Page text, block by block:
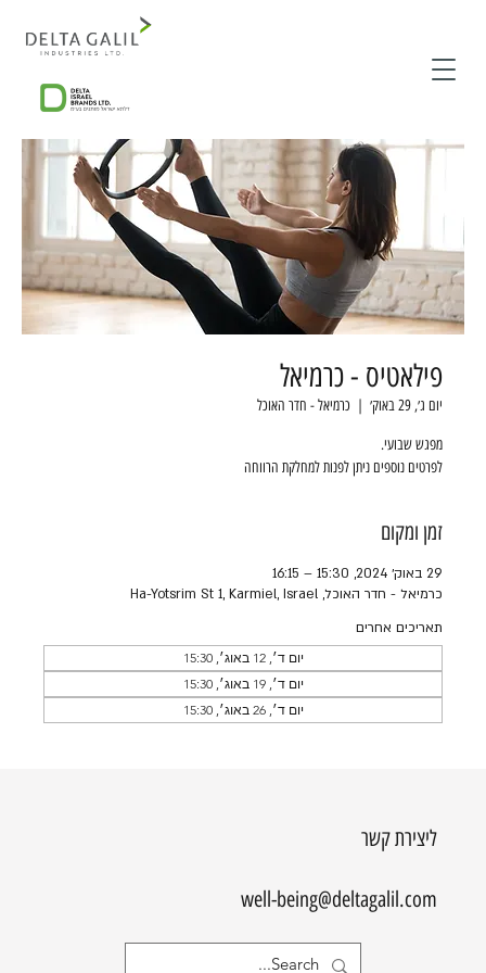
פילאטיס - כרמיאל
יום ג׳, 29 באוק׳
  |
כרמיאל - חדר האוכל
לפרטים נוספים ניתן לפנות למחלקת הרווחה
זמן ומקום
29 באוק׳ 2024, 15:30 – 16:15
כרמיאל - חדר האוכל, Ha-Yotsrim St 1, Karmiel, Israel
תאריכים אחרים
יום ד׳, 12 באוג׳, 15:30
יום ד׳, 19 באוג׳, 15:30
יום ד׳, 26 באוג׳, 15:30
ליצירת קשר
well-being@deltagalil.com